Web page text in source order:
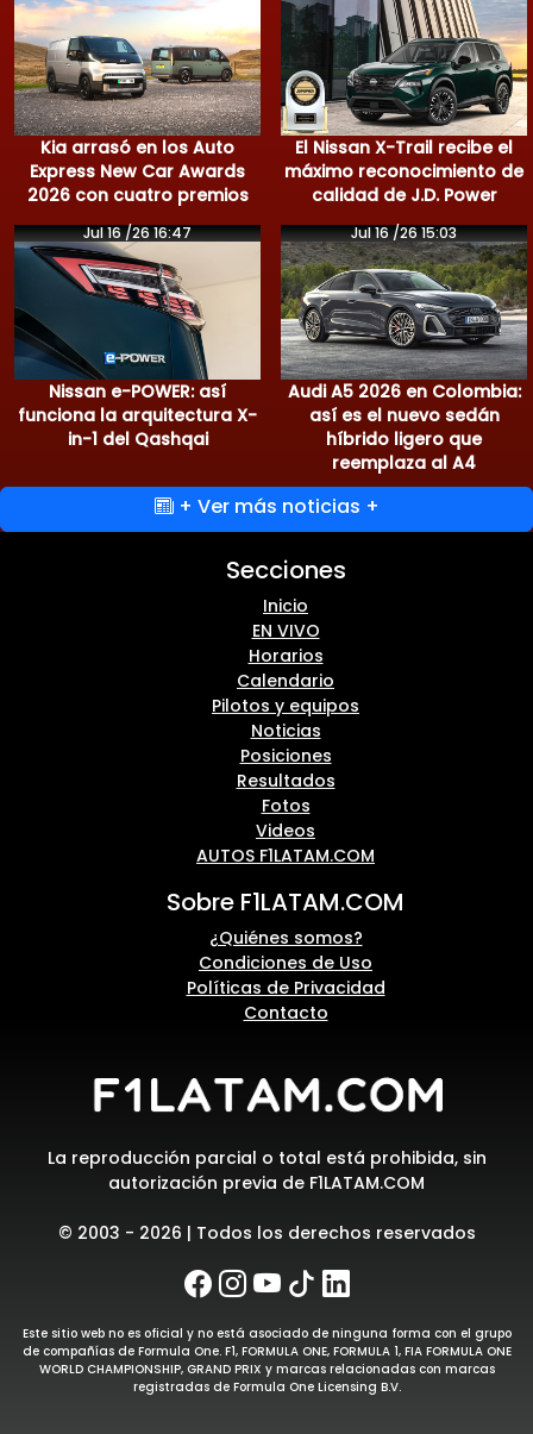
Kia arrasó en los Auto
Express New Car Awards
2026 con cuatro premios
El Nissan X-Trail recibe el
máximo reconocimiento de
calidad de J.D. Power
Jul 16 /26 16:47
Nissan e-POWER: así
funciona la arquitectura X-
in-1 del Qashqai
Jul 16 /26 15:03
Audi A5 2026 en Colombia:
así es el nuevo sedán
híbrido ligero que
reemplaza al A4
+ Ver más noticias +
Secciones
Inicio
EN VIVO
Horarios
Calendario
Pilotos y equipos
Noticias
Posiciones
Resultados
Fotos
Videos
AUTOS F1LATAM.COM
Sobre F1LATAM.COM
¿Quiénes somos?
Condiciones de Uso
Políticas de Privacidad
Contacto
La reproducción parcial o total está prohibida, sin
autorización previa de F1LATAM.COM
© 2003 - 2026 | Todos los derechos reservados
Este sitio web no es oficial y no está asociado de ninguna forma con el grupo
de compañías de Formula One. F1, FORMULA ONE, FORMULA 1, FIA FORMULA ONE
WORLD CHAMPIONSHIP, GRAND PRIX y marcas relacionadas con marcas
registradas de Formula One Licensing B.V.